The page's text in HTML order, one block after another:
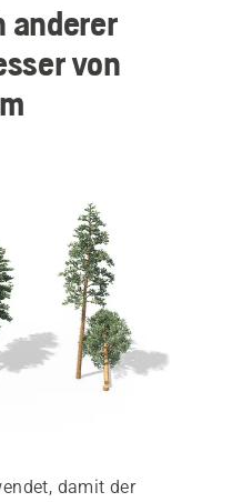
anderer
von
damit der